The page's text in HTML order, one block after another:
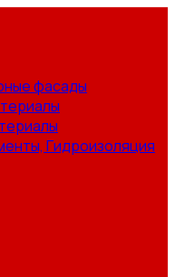
фасады
Гидроизоляция